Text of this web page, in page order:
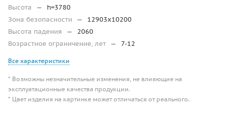
Высота
—
h=3780
Зона безопасности
—
12903х10200
Высота падения
—
2060
Возрастное ограничение, лет — 7-12
Все характеристики
* Возможны незначительные изменения, не влияющие на
эксплуатационные качества продукции.
* Цвет изделия на картинке может отличаться от реального.